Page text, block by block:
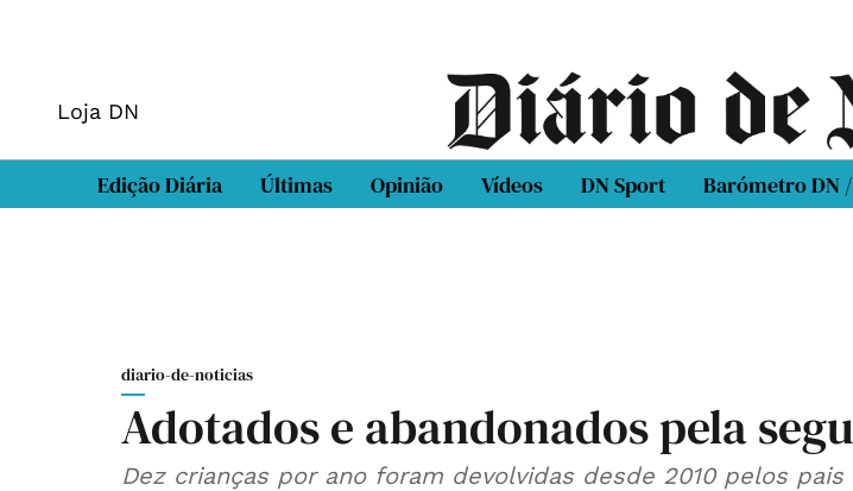
Loja DN
Edição Diária Últimas Opinião Vídeos DN Sport Barómetro DN
diario-de-noticias
Adotados e abandonados pela
Dez crianças por ano foram devolvidas desde 2010 pelos pais